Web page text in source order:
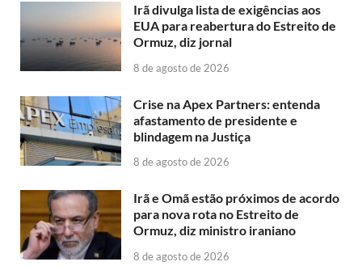
Irã divulga lista de exigências aos
EUA para reabertura do Estreito de
Ormuz, diz jornal
8 de agosto de 2026
Crise na Apex Partners: entenda
afastamento de presidente e
blindagem na Justiça
8 de agosto de 2026
Irã e Omã estão próximos de acordo
para nova rota no Estreito de
Ormuz, diz ministro iraniano
8 de agosto de 2026